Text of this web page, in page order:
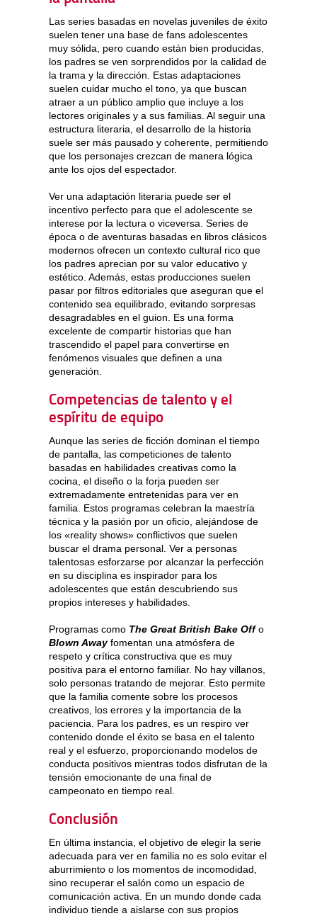
Las series basadas en novelas juveniles de éxito
suelen tener una base de fans adolescentes
muy sólida, pero cuando están bien producidas,
los padres se ven sorprendidos por la calidad de
la trama y la dirección. Estas adaptaciones
suelen cuidar mucho el tono, ya que buscan
atraer a un público amplio que incluye a los
lectores originales y a sus familias. Al seguir una
estructura literaria, el desarrollo de la historia
suele ser más pausado y coherente, permitiendo
que los personajes crezcan de manera lógica
ante los ojos del espectador.
Ver una adaptación literaria puede ser el
incentivo perfecto para que el adolescente se
interese por la lectura o viceversa. Series de
época o de aventuras basadas en libros clásicos
modernos ofrecen un contexto cultural rico que
los padres aprecian por su valor educativo y
estético. Además, estas producciones suelen
pasar por filtros editoriales que aseguran que el
contenido sea equilibrado, evitando sorpresas
desagradables en el guion. Es una forma
excelente de compartir historias que han
trascendido el papel para convertirse en
fenómenos visuales que definen a una
generación.
Competencias de talento y el
espíritu de equipo
Aunque las series de ficción dominan el tiempo
de pantalla, las competiciones de talento
basadas en habilidades creativas como la
cocina, el diseño o la forja pueden ser
extremadamente entretenidas para ver en
familia. Estos programas celebran la maestría
técnica y la pasión por un oficio, alejándose de
los «reality shows» conflictivos que suelen
buscar el drama personal. Ver a personas
talentosas esforzarse por alcanzar la perfección
en su disciplina es inspirador para los
adolescentes que están descubriendo sus
propios intereses y habilidades.
Programas como The Great British Bake Offo
Blown Awayfomentan una atmósfera de
respeto y crítica constructiva que es muy
positiva para el entorno familiar. No hay villanos,
solo personas tratando de mejorar. Esto permite
que la familia comente sobre los procesos
creativos, los errores y la importancia de la
paciencia. Para los padres, es un respiro ver
contenido donde el éxito se basa en el talento
real y el esfuerzo, proporcionando modelos de
conducta positivos mientras todos disfrutan de la
tensión emocionante de una final de
campeonato en tiempo real.
Conclusión
En última instancia, el objetivo de elegir la serie
adecuada para ver en familia no es solo evitar el
aburrimiento o los momentos de incomodidad,
sino recuperar el salón como un espacio de
comunicación activa. En un mundo donde cada
individuo tiende a aislarse con sus propios